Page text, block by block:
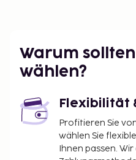
Warum sollten
wählen?
Flexibilität
Profitieren Sie
wählen Sie
Ihnen passen.